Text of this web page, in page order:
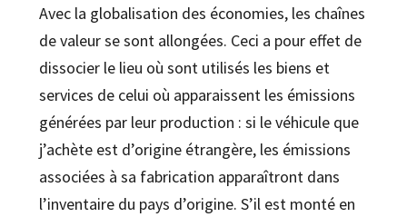
Avec la globalisation des économies, les chaînes
de valeur se sont allongées. Ceci a pour effet de
dissocier le lieu où sont utilisés les biens et
services de celui où apparaissent les émissions
générées par leur production : si le véhicule que
j’achète est d’origine étrangère, les émissions
associées à sa fabrication apparaîtront dans
l’inventaire du pays d’origine. S’il est monté en